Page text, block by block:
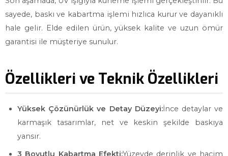
sayede, baskı ve kabartma işlemi hızlıca kurur ve dayanıklı
hale gelir. Elde edilen ürün, yüksek kalite ve uzun ömür
garantisi ile müşteriye sunulur.
Özellikleri ve Teknik Özellikleri
Yüksek Çözünürlük ve Detay Düzeyi:İnce detaylar ve
karmaşık tasarımlar, net ve keskin şekilde baskıya
yansır.
3 Boyutlu Kabartma Efekti:Yüzeyde derinlik ve hacim